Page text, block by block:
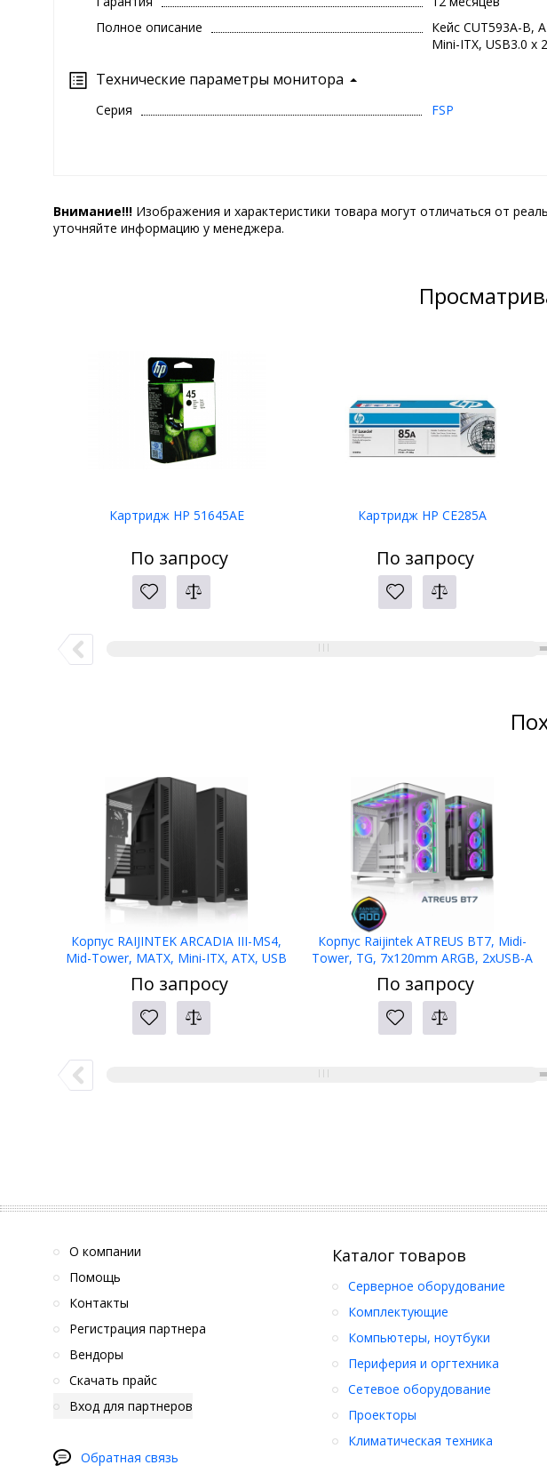
Полное описание
Кейс CUT593A-B,
Mini-ITX, USB3.0 x
Технические параметры монитора
Серия FSP
Внимание!!! Изображения и характеристики товара могут отличаться от
уточняйте информацию у менеджера.
Картридж HP 51645AE
По запросу
Картридж HP CE285A
По запросу
Корпус RAIJINTEK ARCADIA III-MS4,
Mid-Tower, MATX, Mini-ITX, ATX, USB
2.0 Type-A, USB 3.2 Gen 1 Type-A,
ARGB- 4x120мм,TG
По запросу
Корпус Raijintek ATREUS BT7, Midi-
Tower, TG, 7x120mm ARGB, 2xUSB-A
3.0 + 1xUSB Type-C , E-ATX, ATX, mATX,
mITX, Black
По запросу
О компании
Помощь
Контакты
Регистрация партнера
Вендоры
Скачать прайс
Вход для партнеров
Обратная связь
Каталог товаров
Серверное оборудование
Комплектующие
Компьютеры, ноутбуки
Периферия и оргтехника
Сетевое оборудование
Проекторы
Климатическая техника